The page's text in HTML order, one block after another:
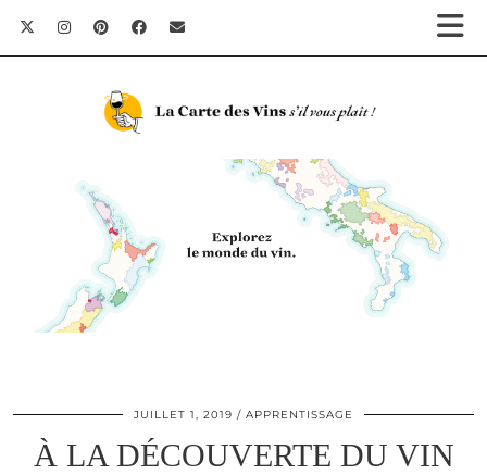
JUILLET 1, 2019 APPRENTISSAGE
À LA DÉCOUVERTE DU VIN